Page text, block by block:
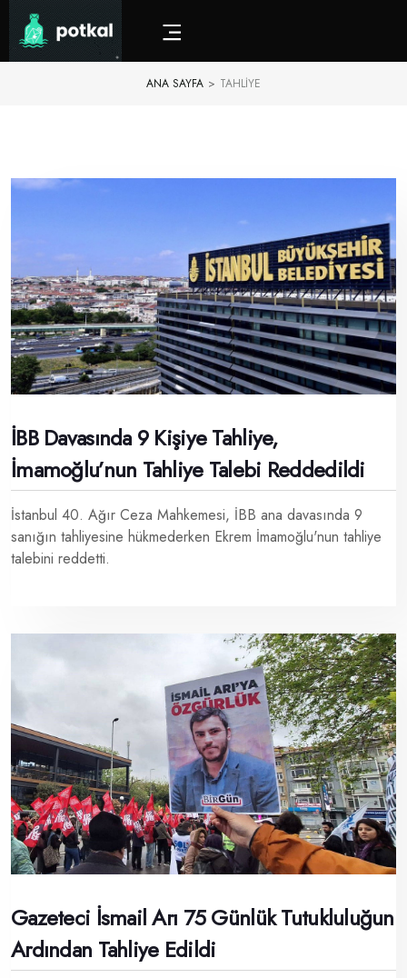
ANA SAYFA > TAHLIYE
İBB Davasında 9 Kişiye Tahliye,
İmamoğlu’nun Tahliye Talebi Reddedildi
İstanbul 40. Ağır Ceza Mahkemesi, İBB ana davasında 9
sanığın tahliyesine hükmederken Ekrem İmamoğlu'nun tahliye
talebini reddetti.
Gazeteci İsmail Arı 75 Günlük Tutukluluğun
Ardından Tahliye Edildi